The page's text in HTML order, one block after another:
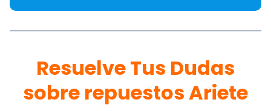
Resuelve Tus Dudas
sobre repuestos Ariete